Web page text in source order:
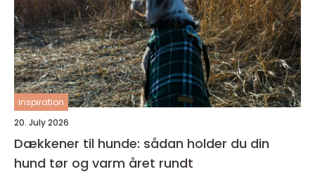
inspiration
20. July 2026
Dækkener til hunde: sådan holder du din
hund tør og varm året rundt